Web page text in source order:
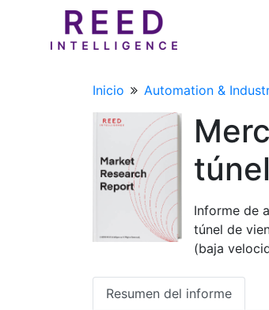
Inicio Automation &
Informe de
túnel de
(baja
Resumen del informe